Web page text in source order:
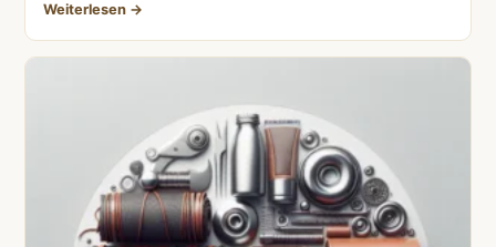
Weiterlesen →